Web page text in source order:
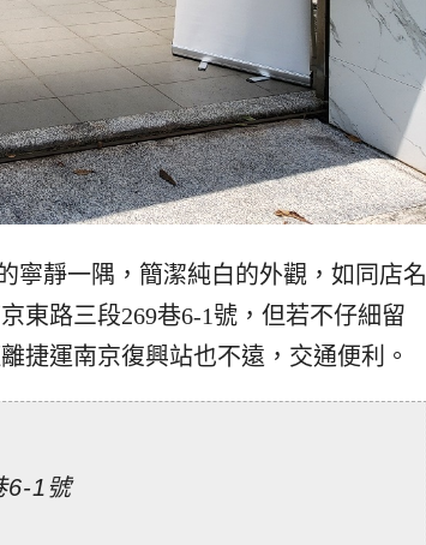
寧靜一隅，簡潔純白的外觀，如同店名
東路三段269巷6-1號，但若不仔細留
捷運南京復興站也不遠，交通便利。
6-1號